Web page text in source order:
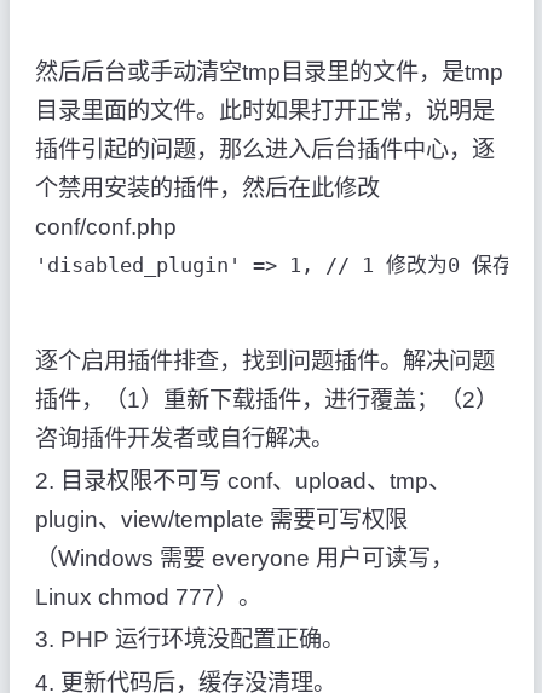
然后后台或手动清空tmp目录里的文件，是tmp
目录里面的文件。此时如果打开正常，说明是
插件引起的问题，那么进入后台插件中心，逐
个禁用安装的插件，然后在此修改
conf/conf.php
'disabled_plugin' => 1, // 1 修改为0 保存覆盖
逐个启用插件排查，找到问题插件。解决问题
插件，（1）重新下载插件，进行覆盖；（2）
咨询插件开发者或自行解决。
2. 目录权限不可写 conf、upload、tmp、
plugin、view/template 需要可写权限
（Windows 需要 everyone 用户可读写，
Linux chmod 777）。
3. PHP 运行环境没配置正确。
4. 更新代码后，缓存没清理。